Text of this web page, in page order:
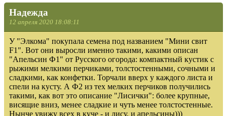
Надежда
12 апреля 2020 18:08:11
У "Элкома" покупала семена под названием "Мини свит
F1". Вот они выросли именно такими, какими описан
"Апельсин Ф1" от Русского огорода: компактный кустик с
рыжими мелкими перчиками, толстостенными, сочными и
сладкими, как конфетки. Торчали вверх у каждого листа и
спели на кусту. А Ф2 из тех мелких перчиков получились
такими, как вот это описание "Лисички": более крупные,
висящие вниз, менее сладкие и чуть менее толстостенные.
Нынче увижу всех в куче - и лису, и апельсины)))